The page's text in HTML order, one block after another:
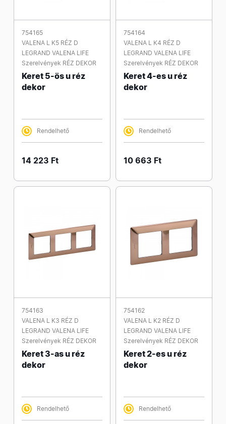
754165
VALENA L K5 RÉZ D
LEGRAND VALENA LIFE
Szerelvények RÉZ DEKOR
Keret 5-ös u réz
dekor
Rendelhető
14 223 Ft
754164
VALENA L K4 RÉZ D
LEGRAND VALENA LIFE
Szerelvények RÉZ DEKOR
Keret 4-es u réz
dekor
Rendelhető
10 663 Ft
754163
VALENA L K3 RÉZ D
LEGRAND VALENA LIFE
Szerelvények RÉZ DEKOR
Keret 3-as u réz
dekor
Rendelhető
754162
VALENA L K2 RÉZ D
LEGRAND VALENA LIFE
Szerelvények RÉZ DEKOR
Keret 2-es u réz
dekor
Rendelhető